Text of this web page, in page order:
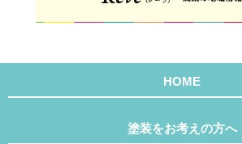
HOME
塗装をお考えの方へ